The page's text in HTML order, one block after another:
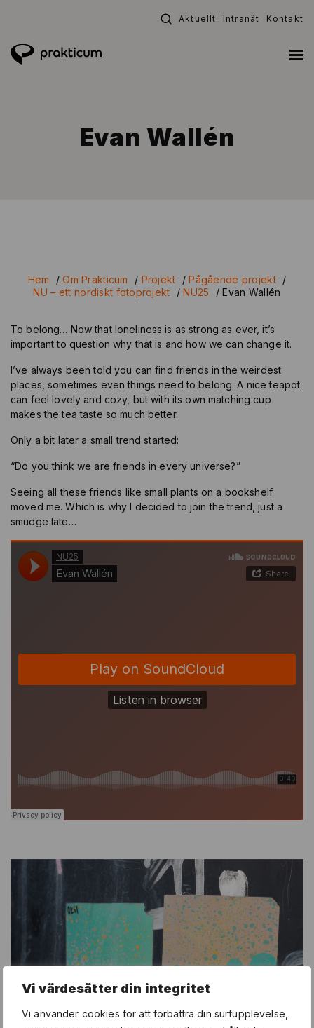
Vi värdesätter din integritet
Vi använder cookies för att förbättra din surfupplevelse,
Aktuellt Intranät Kontakt
Evan Wallén
Hem /Om Prakticum / Projekt /Pågående projekt /
NU – ett nordiskt fotoprojekt
/NU25 /Evan Wallén
To belong… Now that loneliness is as strong as ever, it’s
important to question why that is and how we can change it.
I’ve always been told you can find friends in the weirdest
places, sometimes even things need to belong. A nice teapot
can feel lovely and cozy, but with its own matching cup
makes the tea taste so much better.
Only a bit later a small trend started:
“Do you think we are friends in every universe?”
Seeing all these friends like small plants on a bookshelf
moved me. Which is why I decided to join the trend, just a
smudge late…